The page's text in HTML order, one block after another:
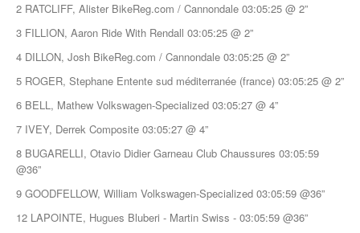
2 RATCLIFF, Alister BikeReg.com / Cannondale 03:05:25 @ 2”
3 FILLION, Aaron Ride With Rendall 03:05:25 @ 2”
4 DILLON, Josh BikeReg.com / Cannondale 03:05:25 @ 2”
5 ROGER, Stephane Entente sud méditerranée (france) 03:05:25 @ 2”
6 BELL, Mathew Volkswagen-Specialized 03:05:27 @ 4”
7 IVEY, Derrek Composite 03:05:27 @ 4”
8 BUGARELLI, Otavio Didier Garneau Club Chaussures 03:05:59
@36”
9 GOODFELLOW, William Volkswagen-Specialized 03:05:59 @36”
12 LAPOINTE, Hugues Bluberi - Martin Swiss - 03:05:59 @36”